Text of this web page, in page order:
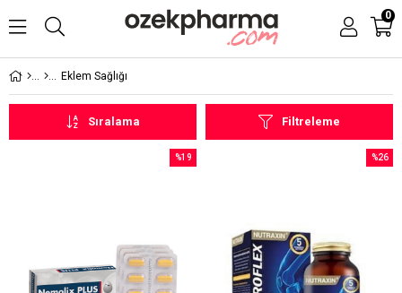
0
Eklem Sağlığı
Filtreleme
Sıralama
%19
%26